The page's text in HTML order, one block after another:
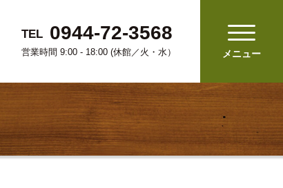
TEL 0944-72-3568
営業時間 9:00 - 18:00 (休館／火・水） メニュー